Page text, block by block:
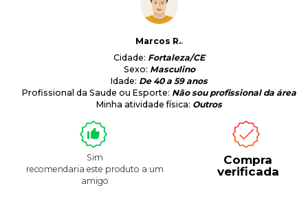
Marcos R..
Cidade: Fortaleza/CE
Sexo: Masculino
Idade: De 40 a 59 anos
Profissional da Saude ou Esporte: Não sou profissional da área
Minha atividade física: Outros
Sim
recomendaria este produto a um
amigo
Compra
verificada